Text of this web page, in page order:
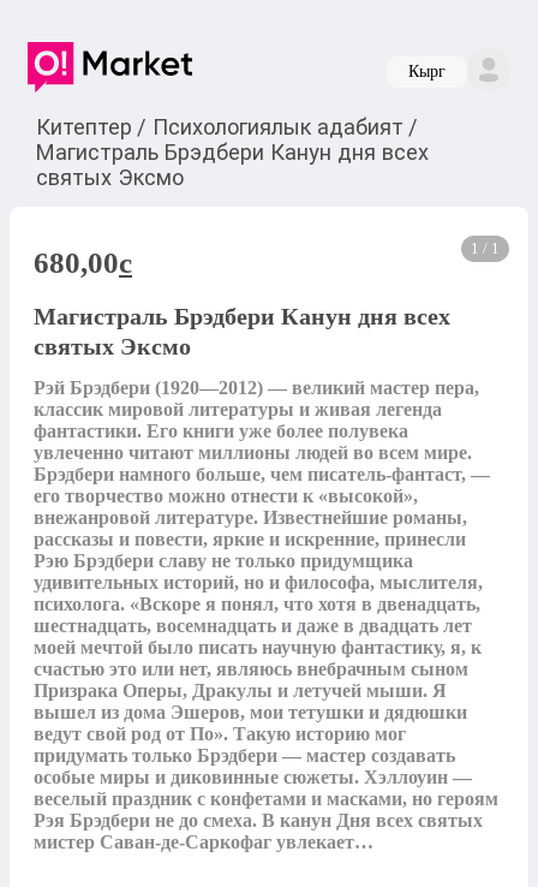
Кырг
Китептер / Психологиялык адабият /
Магистраль Брэдбери Канун дня всех
святых Эксмо
1 / 1
680,00c
Магистраль Брэдбери Канун дня всех
святых Эксмо
Рэй Брэдбери (1920—2012) — великий мастер пера,
классик мировой литературы и живая легенда
фантастики. Его книги уже более полувека
увлеченно читают миллионы людей во всем мире.
Брэдбери намного больше, чем писатель-фантаст, —
его творчество можно отнести к «высокой»,
внежанровой литературе. Известнейшие романы,
рассказы и повести, яркие и искренние, принесли
Рэю Брэдбери славу не только придумщика
удивительных историй, но и философа, мыслителя,
психолога. «Вскоре я понял, что хотя в двенадцать,
шестнадцать, восемнадцать и даже в двадцать лет
моей мечтой было писать научную фантастику, я, к
счастью это или нет, являюсь внебрачным сыном
Призрака Оперы, Дракулы и летучей мыши. Я
вышел из дома Эшеров, мои тетушки и дядюшки
ведут свой род от По». Такую историю мог
придумать только Брэдбери — мастер создавать
особые миры и диковинные сюжеты. Хэллоуин —
веселый праздник с конфетами и масками, но героям
Рэя Брэдбери не до смеха. В канун Дня всех святых
мистер Саван-де-Саркофаг увлекает…